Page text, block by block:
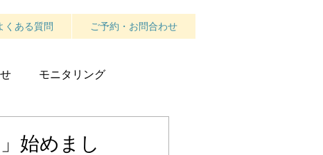
くある質問 ご予約・お問合わせ
モニタリング
始めまし